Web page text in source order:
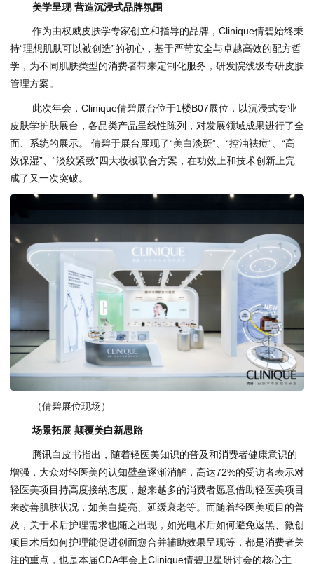
美学呈现 营造沉浸式品牌氛围
作为由权威皮肤学专家创立和指导的品牌，Clinique倩碧始终秉
持“理想肌肤可以被创造”的初心，基于严苛安全与卓越高效的配方哲
学，为不同肌肤类型的消费者带来定制化服务，研发院线级专研皮肤
管理方案。
此次年会，Clinique倩碧展台位于1楼B07展位，以沉浸式专业
皮肤学护肤展台，各品类产品呈线性陈列，对发展领域成果进行了全
面、系统的展示。 倩碧于展台展现了“美白淡斑”、“控油祛痘”、“高
效保湿”、“淡纹紧致”四大妆械联合方案，在功效上和技术创新上完
成了又一次突破。
（倩碧展位现场）
场景拓展 颠覆美白新思路
腾讯白皮书指出，随着轻医美知识的普及和消费者健康意识的
增强，大众对轻医美的认知壁垒逐渐消解，高达72%的受访者表示对
轻医美项目持高度接纳态度，越来越多的消费者愿意借助轻医美项目
来改善肌肤状况，如美白提亮、延缓衰老等。而随着轻医美项目的普
及，关于术后护理需求也随之出现，如光电术后如何避免返黑、微创
项目术后如何护理能促进创面愈合并辅助效果呈现等，都是消费者关
注的重点，也是本届CDA年会上Clinique倩碧卫星研讨会的核心主